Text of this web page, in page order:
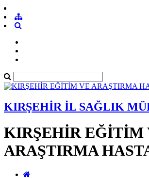
KIRŞEHİR İL SAĞLIK
KIRŞEHİR EĞİTİM
ARAŞTIRMA